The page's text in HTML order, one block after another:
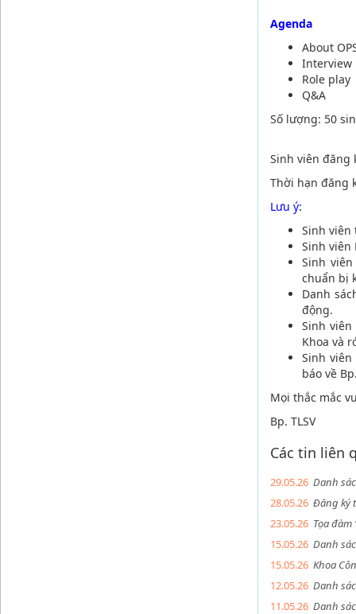
Agenda
About
Interview
Role play
Q&A
Số lượng: 50
Sinh viên đăng
Thời hạn đăng
Lưu ý:
Sinh viên
Sinh viên
Sinh
chuẩn bị
Danh
động.
Sinh
Khoa và
Sinh
báo về
Mọi thắc mắc
Bp. TLSV
Các tin liên
29.05.26 Danh
28.05.26 Đăng ký
23.05.26 Tọa
15.05.26 Danh
15.05.26 Khoa
12.05.26 Danh
11.05.26 Danh